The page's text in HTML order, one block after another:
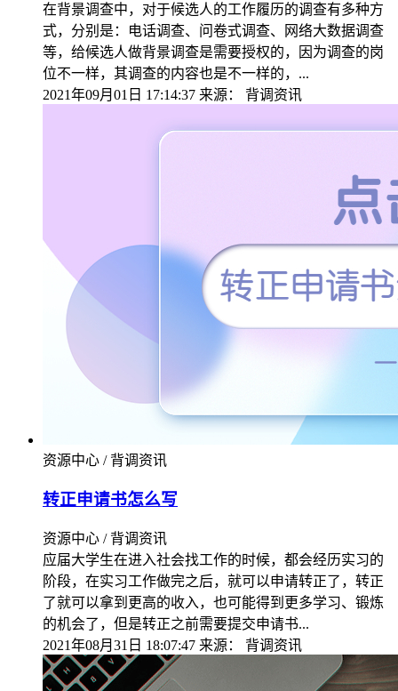
在背景调查中，对于候选人的工作履历的调查有多种方
式，分别是：电话调查、问卷式调查、网络大数据调查
等，给候选人做背景调查是需要授权的，因为调查的岗
位不一样，其调查的内容也是不一样的，...
2021年09月01日 17:14:37 来源： 背调资讯
资源中心 / 背调资讯
转正申请书怎么写
资源中心 / 背调资讯
应届大学生在进入社会找工作的时候，都会经历实习的
阶段，在实习工作做完之后，就可以申请转正了，转正
了就可以拿到更高的收入，也可能得到更多学习、锻炼
的机会了，但是转正之前需要提交申请书...
2021年08月31日 18:07:47 来源： 背调资讯